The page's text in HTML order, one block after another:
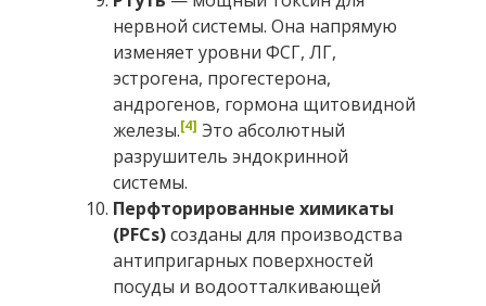
нервной системы. Она напрямую
изменяет уровни ФСГ, ЛГ,
эстрогена, прогестерона,
андрогенов, гормона щитовидной
железы.[4] Это абсолютный
разрушитель эндокринной
системы.
Перфторированные химикаты
(PFCs)созданы для производства
антипригарных поверхностей
посуды и водоотталкивающей